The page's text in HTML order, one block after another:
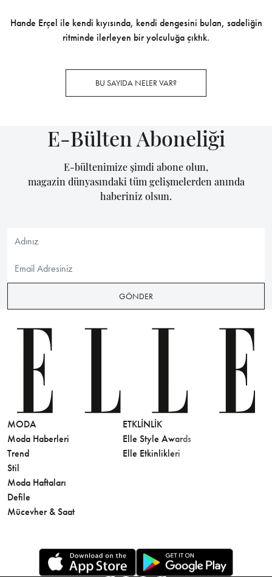
Hande Erçel ile kendi kıyısında, kendi dengesini bulan, sadeliğin
ritminde ilerleyen bir yolculuğa çıktık.
BU SAYIDA NELER VAR?
E-Bülten Aboneliği
E-bültenimize şimdi abone olun,
magazin dünyasındaki tüm gelişmelerden anında
haberiniz olsun.
GÖNDER
MODA
Moda Haberleri
Trend
Stil
Moda Haftaları
Defile
Mücevher & Saat
ETKLINLIK
Elle Style Awards
Elle Etkinlikleri